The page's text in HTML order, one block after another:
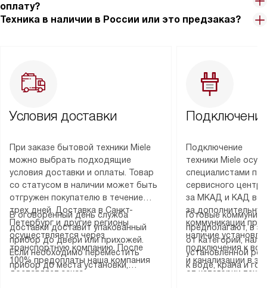
оплату?
Техника в наличии в России или это предзаказ?
Условия доставки
При заказе бытовой техники Miele
можно выбрать подходящие
условия доставки и оплаты. Товар
со статусом в наличии может быть
отгружен покупателю в течение
трех дней. Доставка в Санкт-
Петербург и другие регионы
осуществляется через
транспортную компанию. После
100% предоплаты наша компания
доставляет заказ
В оговоренный день служба
доставки доставит упакованный
прибор до двери или прихожей.
Если необходимо переместить
прибор до места установки,
Подключение
техники Miele
специалистами
сервисного
за МКАД и КАД
за
коммуникации
наличие
подключения к
и канализации в
от категории
Готовые
предполагают, в
от категории,
установленной
к воде, крана и